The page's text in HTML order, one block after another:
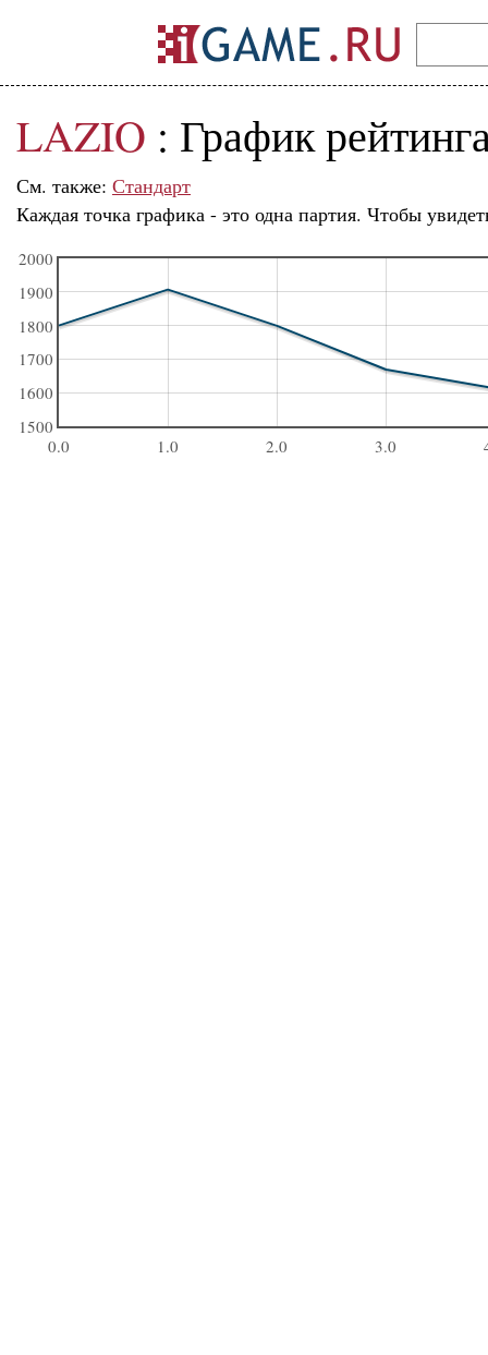
LAZIO : График
См. также: Стандарт
Каждая точка графика - это одна партия. Чтобы
0.0 1.0 2.0 3.0
1500
1600
1700
1800
1900
2000